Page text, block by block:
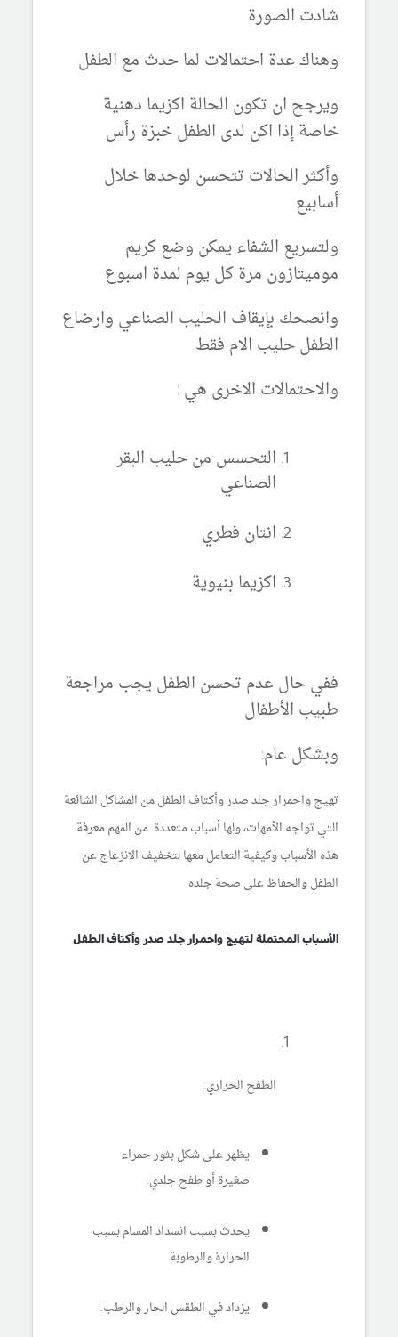
شادت الصورة
وهناك عدة احتمالات لما حدث مع الطفل
ويرجح ان تكون الحالة اكزيما دهنية
خاصة إذا اكن لدى الطفل خبزة رأس
وأكثر الحالات تتحسن لوحدها خلال
أسابيع
ولتسريع الشفاء يمكن وضع كريم
موميتازون مرة كل يوم لمدة اسبوع
وانصحك بإيقاف الحليب الصناعي وارضاع
الطفل حليب الام فقط
والاحتمالات الاخرى هي :
التحسس من حليب البقر
الصناعي
انتان فطري
اكزيما بنيوية
ففي حال عدم تحسن الطفل يجب مراجعة
طبيب الأطفال
وبشكل عام:
تهيج واحمرار جلد صدر وأكتاف الطفل من المشاكل الشائعة
التي تواجه الأمهات، ولها أسباب متعددة. من المهم معرفة
هذه الأسباب وكيفية التعامل معها لتخفيف الانزعاج عن
الطفل والحفاظ على صحة جلده.
الأسباب المحتملة لتهيج واحمرار جلد صدر وأكتاف الطفل
الطفح الحراري:
يظهر على شكل بثور حمراء
صغيرة أو طفح جلدي.
يحدث بسبب انسداد المسام بسبب
الحرارة والرطوبة.
يزداد في الطقس الحار والرطب.